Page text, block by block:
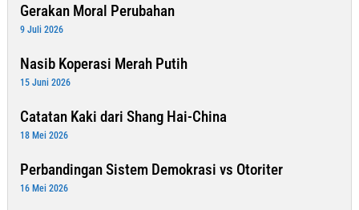
Gerakan Moral Perubahan
9 Juli 2026
Nasib Koperasi Merah Putih
15 Juni 2026
Catatan Kaki dari Shang Hai-China
18 Mei 2026
Perbandingan Sistem Demokrasi vs Otoriter
16 Mei 2026